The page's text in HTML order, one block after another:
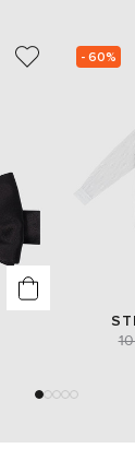
- 60%